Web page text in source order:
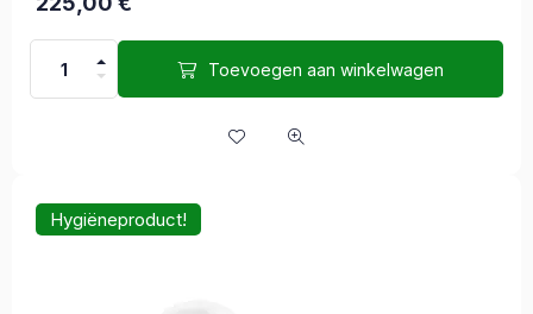
Toevoegen aan winkelwagen
Hygiëneproduct!